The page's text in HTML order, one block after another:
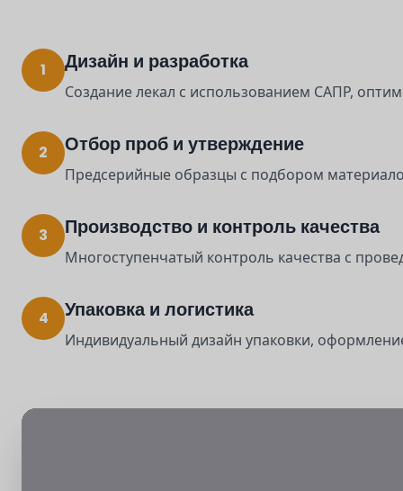
1 Дизайн и разработка
Создание лекал с использованием САПР,
2 Отбор проб и утверждение
Предсерийные образцы с подбором
3 Производство и контроль качества
Многоступенчатый контроль качества с
4 Упаковка и логистика
Индивидуальный дизайн упаковки,